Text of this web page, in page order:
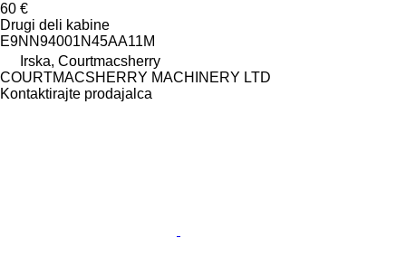
60 €
Drugi deli kabine
E9NN94001N45AA11M
Irska, Courtmacsherry
COURTMACSHERRY MACHINERY LTD
Kontaktirajte prodajalca